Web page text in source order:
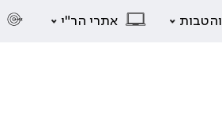
אתרי הר"י